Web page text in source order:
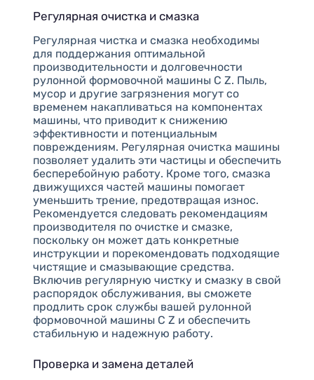
Регулярная очистка и смазка
Регулярная чистка и смазка необходимы
для поддержания оптимальной
производительности и долговечности
рулонной формовочной машины C Z. Пыль,
мусор и другие загрязнения могут со
временем накапливаться на компонентах
машины, что приводит к снижению
эффективности и потенциальным
повреждениям. Регулярная очистка машины
позволяет удалить эти частицы и обеспечить
бесперебойную работу. Кроме того, смазка
движущихся частей машины помогает
уменьшить трение, предотвращая износ.
Рекомендуется следовать рекомендациям
производителя по очистке и смазке,
поскольку он может дать конкретные
инструкции и порекомендовать подходящие
чистящие и смазывающие средства.
Включив регулярную чистку и смазку в свой
распорядок обслуживания, вы сможете
продлить срок службы вашей рулонной
формовочной машины C Z и обеспечить
стабильную и надежную работу.
Проверка и замена деталей